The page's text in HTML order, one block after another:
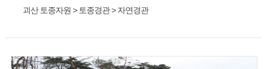
괴산 토종자원 > 토종경관 > 자연경관